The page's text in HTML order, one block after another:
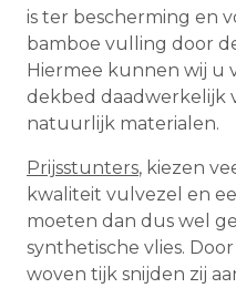
is ter bescherming en
bamboe vulling door
Hiermee kunnen wij u
dekbed daadwerkelijk
natuurlijk materialen.
Prijsstunters, kiezen
kwaliteit vulvezel en
moeten dan dus wel
synthetische vlies.
woven tijk snijden zij